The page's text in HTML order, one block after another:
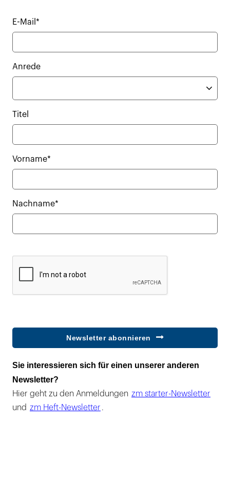
E-Mail*
Anrede
Titel
Vorname*
Nachname*
Newsletter abonnieren
Sie interessieren sich für einen unserer anderen
Newsletter?
Hier geht zu den Anmeldungen zm starter-Newsletter
und zm Heft-Newsletter .